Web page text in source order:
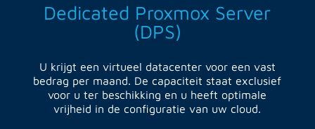
Dedicated Proxmox Server
(DPS)
U krijgt een virtueel datacenter voor een vast
bedrag per maand. De capaciteit staat exclusief
voor u ter beschikking en u heeft optimale
vrijheid in de configuratie van uw cloud.